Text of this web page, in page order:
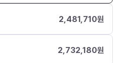
2,481,710원
2,732,180원